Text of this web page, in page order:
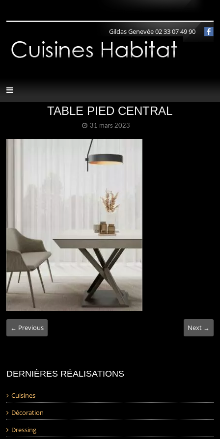
Gildas Genevée 02 33 07 49 90
TABLE PIED CENTRAL
31 mars 2023
← Previous Next →
DERNIÈRES RÉALISATIONS
Cuisines
Décoration
Dressing